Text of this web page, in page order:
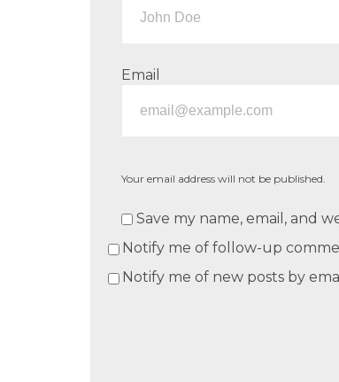
Email
Your email address will not be published.
Save my name, email, and
Notify me of follow-up
Notify me of new posts by